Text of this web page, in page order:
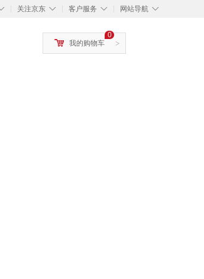
◇
关注京东 ◇
客户服务 ◇
网站导航
>
0
我的购物车